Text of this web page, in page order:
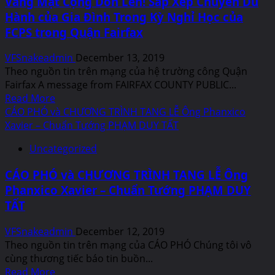
streaming,
Video
Clips
Hình
ảnh
Buổi
Lễ
Phủ
Cờ
Ông
Phanxico
Xavier
–
Tướng
PHẠM
DUY
Hành của Gia Đình Trong Kỳ Nghỉ Học của
FCPS trong Quận Fairfax
VFSnakeadmin December 13, 2019
Theo nguồn tin trên mạng của hệ trường công Quận
Fairfax A message from FAIRFAX COUNTY PUBLIC...
Read MoreRead
more
about
Mặt
Cộng
Dồn
Lên!
Chuyến
Du
Hành
CÁO PHÓ và CHƯƠNG TRÌNH TANG LỄ Ông Phanxico
Xavier – Chuẩn Tướng PHẠM DUY TẤT
Uncategorized
CÁO PHÓ và CHƯƠNG TRÌNH TANG LỄ Ông
Phanxico Xavier – Chuẩn Tướng PHẠM DUY
TẤT
VFSnakeadmin December 12, 2019
Theo nguồn tin trên mạng của CÁO PHÓ Chúng tôi vô
cùng thương tiếc báo tin buồn...
Read MoreRead